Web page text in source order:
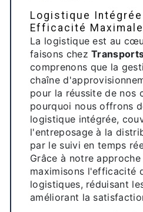
Logistique
Efficacité Maximale
La logistique est au
faisons chez
comprenons que la
chaîne
pour la réussite de nos
pourquoi nous offrons
logistique intégrée,
l'entreposage à la
par le suivi en temps
Grâce à notre
maximisons l'efficacité
logistiques, réduisant
améliorant la